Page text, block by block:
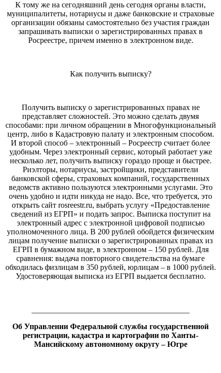
К тому же на сегодняшний день сегодня органы власти,
муниципалитеты, нотариусы и даже банковские и страховые
организации обязаны самостоятельно без участия граждан
запрашивать выписки о зарегистрированных правах в
Росреестре, причем именно в электронном виде.
Как получить выписку?
Получить выписку о зарегистрированных правах не
представляет сложностей. Это можно сделать двумя
способами: при личном обращении в Многофункциональный
центр, либо в Кадастровую палату и электронным способом.
И второй способ – электронный – Росреестр считает более
удобным. Через электронный сервис, который работает уже
несколько лет, получить выписку гораздо проще и быстрее.
Риэлторы, нотариусы, застройщики, представители
банковской сферы, страховых компаний, государственных
ведомств активно пользуются электронными услугами. Это
очень удобно и идти никуда не надо. Все, что требуется, это
открыть сайт rosreestr.ru, выбрать услугу «Предоставление
сведений из ЕГРП» и подать запрос. Выписка поступит на
электронный адрес с электронной цифровой подписью
уполномоченного лица. В 200 рублей обойдется физическим
лицам получение выписки о зарегистрированных правах из
ЕГРП в бумажном виде, в электронном – 150 рублей. Для
сравнения: выдача повторного свидетельства на бумаге
обходилась физлицам в 350 рублей, юрлицам – в 1000 рублей.
Удостоверяющая выписка из ЕГРП выдается бесплатно.
Об Управлении Федеральной службы государственной
регистрации, кадастра и картографии по Ханты-
Мансийскому автономному округу – Югре